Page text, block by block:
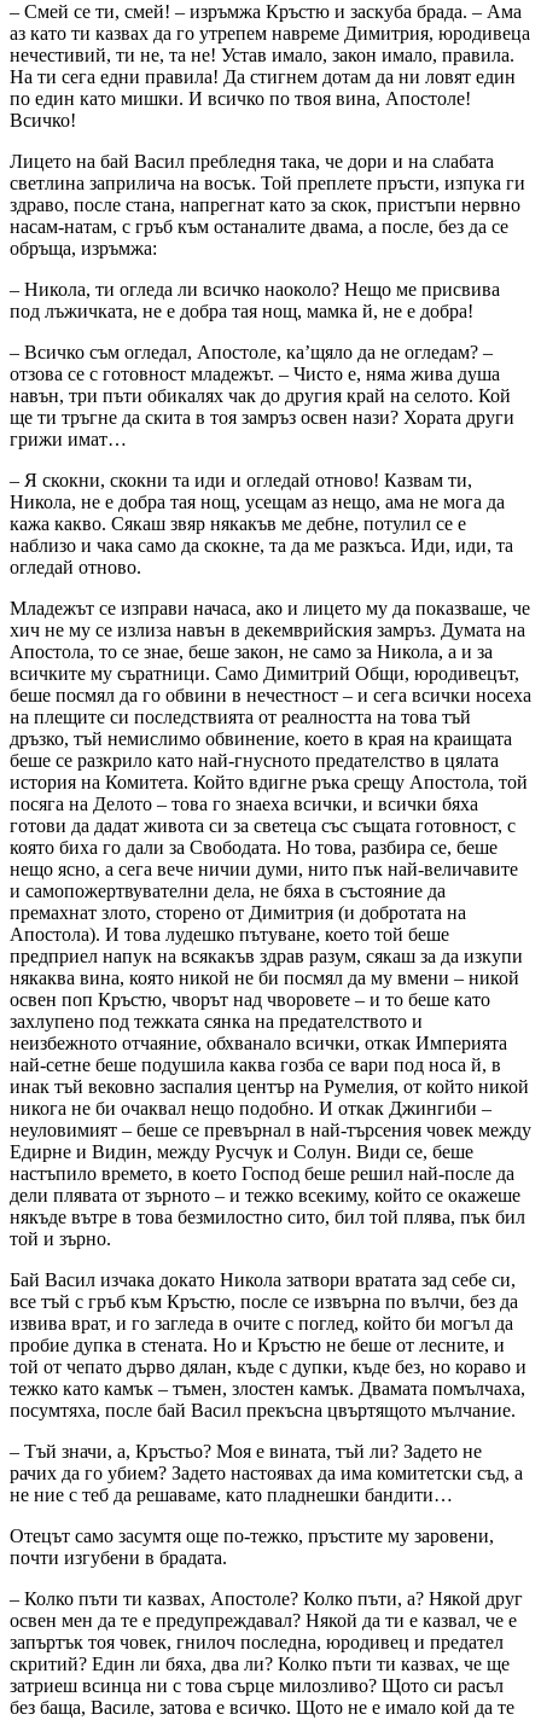
– Смей се ти, смей! – изръмжа Кръстю и заскуба брада. – Ама
аз като ти казвах да го утрепем навреме Димитрия, юродивеца
нечестивий, ти не, та не! Устав имало, закон имало, правила.
На ти сега едни правила! Да стигнем дотам да ни ловят един
по един като мишки. И всичко по твоя вина, Апостоле!
Всичко!
Лицето на бай Васил пребледня така, че дори и на слабата
светлина заприлича на восък. Той преплете пръсти, изпука ги
здраво, после стана, напрегнат като за скок, пристъпи нервно
насам-натам, с гръб към останалите двама, а после, без да се
обръща, изръмжа:
– Никола, ти огледа ли всичко наоколо? Нещо ме присвива
под лъжичката, не е добра тая нощ, мамка й, не е добра!
– Всичко съм огледал, Апостоле, ка’щяло да не огледам? –
отзова се с готовност младежът. – Чисто е, няма жива душа
навън, три пъти обикалях чак до другия край на селото. Кой
ще ти тръгне да скита в тоя замръз освен нази? Хората други
грижи имат…
– Я скокни, скокни та иди и огледай отново! Казвам ти,
Никола, не е добра тая нощ, усещам аз нещо, ама не мога да
кажа какво. Сякаш звяр някакъв ме дебне, потулил се е
наблизо и чака само да скокне, та да ме разкъса. Иди, иди, та
огледай отново.
Младежът се изправи начаса, ако и лицето му да показваше, че
хич не му се излиза навън в декемврийския замръз. Думата на
Апостола, то се знае, беше закон, не само за Никола, а и за
всичките му съратници. Само Димитрий Общи, юродивецът,
беше посмял да го обвини в нечестност – и сега всички носеха
на плещите си последствията от реалността на това тъй
дръзко, тъй немислимо обвинение, което в края на краищата
беше се разкрило като най-гнусното предателство в цялата
история на Комитета. Който вдигне ръка срещу Апостола, той
посяга на Делото – това го знаеха всички, и всички бяха
готови да дадат живота си за светеца със същата готовност, с
която биха го дали за Свободата. Но това, разбира се, беше
нещо ясно, а сега вече ничии думи, нито пък най-величавите
и самопожертвувателни дела, не бяха в състояние да
премахнат злото, сторено от Димитрия (и добротата на
Апостола). И това лудешко пътуване, което той беше
предприел напук на всякакъв здрав разум, сякаш за да изкупи
някаква вина, която никой не би посмял да му вмени – никой
освен поп Кръстю, чворът над чворовете – и то беше като
захлупено под тежката сянка на предателството и
неизбежното отчаяние, обхванало всички, откак Империята
най-сетне беше подушила каква гозба се вари под носа й, в
инак тъй вековно заспалия център на Румелия, от който никой
никога не би очаквал нещо подобно. И откак Джингиби –
неуловимият – беше се превърнал в най-търсения човек между
Едирне и Видин, между Русчук и Солун. Види се, беше
настъпило времето, в което Господ беше решил най-после да
дели плявата от зърното – и тежко всекиму, който се окажеше
някъде вътре в това безмилостно сито, бил той плява, пък бил
той и зърно.
Бай Васил изчака докато Никола затвори вратата зад себе си,
все тъй с гръб към Кръстю, после се извърна по вълчи, без да
извива врат, и го загледа в очите с поглед, който би могъл да
пробие дупка в стената. Но и Кръстю не беше от лесните, и
той от чепато дърво дялан, къде с дупки, къде без, но кораво и
тежко като камък – тъмен, злостен камък. Двамата помълчаха,
посумтяха, после бай Васил прекъсна цвъртящото мълчание.
– Тъй значи, а, Кръстьо? Моя е вината, тъй ли? Задето не
рачих да го убием? Задето настоявах да има комитетски съд, а
не ние с теб да решаваме, като пладнешки бандити…
Отецът само засумтя още по-тежко, пръстите му заровени,
почти изгубени в брадата.
– Колко пъти ти казвах, Апостоле? Колко пъти, а? Някой друг
освен мен да те е предупреждавал? Някой да ти е казвал, че е
запъртък тоя човек, гнилоч последна, юродивец и предател
скритий? Един ли бяха, два ли? Колко пъти ти казвах, че ще
затриеш всинца ни с това сърце милозливо? Щото си расъл
без баща, Василе, затова е всичко. Щото не е имало кой да те